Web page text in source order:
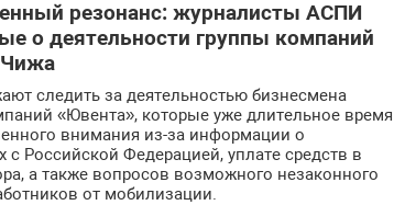
резонанс: журналисты АСПИ
о деятельности группы компаний
Чижа
следить за деятельностью бизнесмена
«Ювента», которые уже длительное время
внимания из-за информации о
Российской Федерацией, уплате средств в
а также вопросов возможного незаконного
от мобилизации.